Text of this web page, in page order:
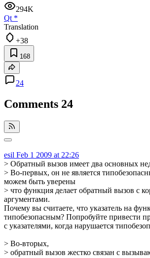
294K
Qt *
Translation
+38
168
24
Comments 24
esil Feb 1 2009 at 22:26
> Обратный вызов имеет два основных
> Во-первых, он не является
можем быть уверены
> что функция делает обратный вызов с
аргументами.
Почему вы считаете, что указатель на
типобезопасным? Попробуйте привести
с указателями, когда нарушается
> Во-вторых,
> обратный вызов жестко связан с